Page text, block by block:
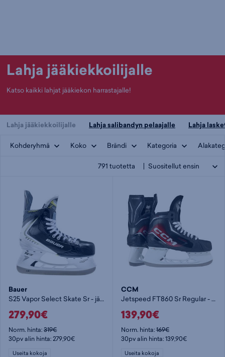
Lahja jääkiekkoilijalle
Katso kaikki lahjat jääkiekon harrastajalle!
Lahja jääkiekkoilijalle Lahja salibandyn pelaajalle Lahja
Kohderyhmä Koko Brändi Kategoria
791 tuotetta
Bauer
S25 Vapor Select Skate Sr - jääkiekkoluistimet
279,90€
Norm. hinta:319€
30pv alin hinta: 279,90€
Useita kokoja
CCM
Jetspeed FT860 Sr Regular - jääkiekkoluistimet
139,90€
Norm. hinta:169€
30pv alin hinta: 139,90€
Useita kokoja